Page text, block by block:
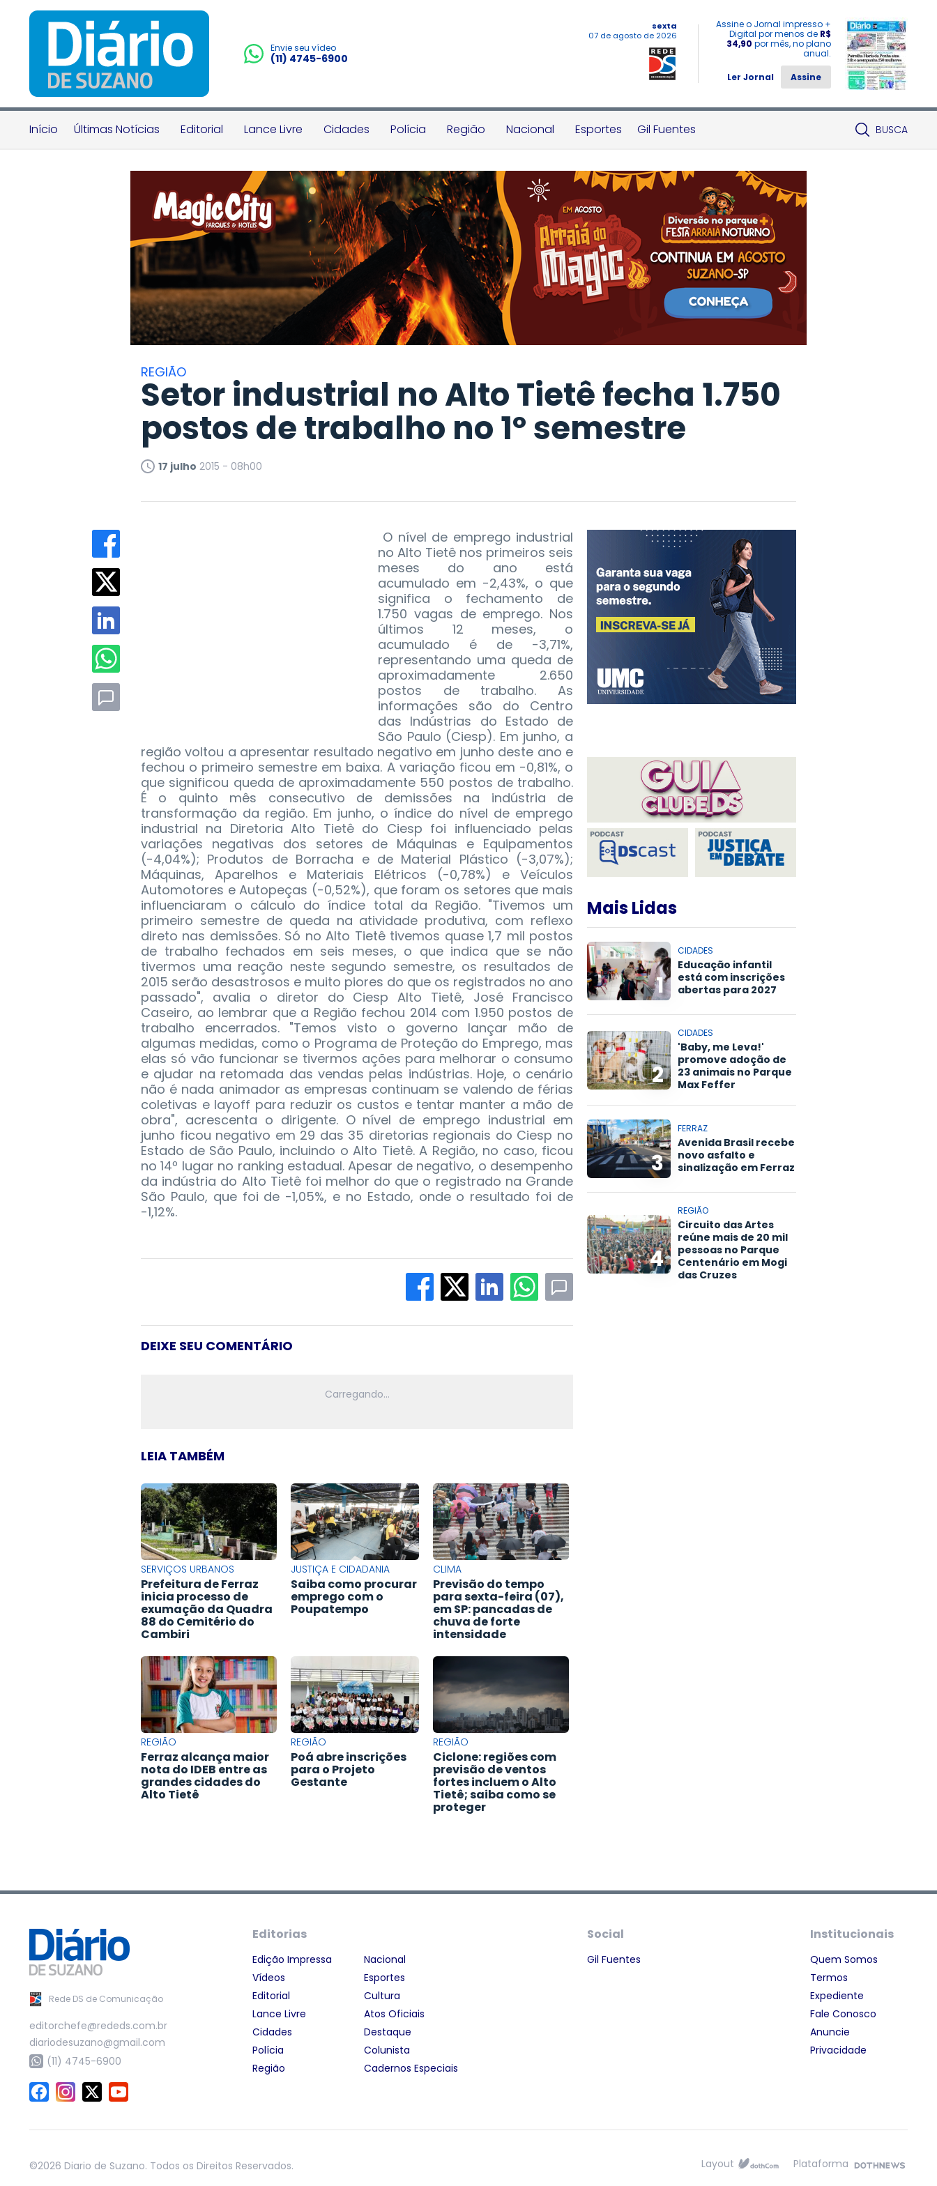
Envie seu vídeo
(11) 4745-6900
sexta
07 de agosto de 2026
Assine o Jornal impresso +
Digital por menos de R$
34,90 por mês, no plano
anual.
Ler Jornal
Assine
Início Últimas Notícias Editorial Lance Livre Cidades Polícia Região Nacional Esportes Gil Fuentes BUSCA
REGIÃO
Setor industrial no Alto Tietê fecha 1.750
postos de trabalho no 1º semestre
17 julho 2015 - 08h00
O nível de emprego industrial
no Alto Tietê nos primeiros seis
meses do ano está
acumulado em -2,43%, o que
significa o fechamento de
1.750 vagas de emprego. Nos
últimos 12 meses, o
acumulado é de -3,71%,
representando uma queda de
aproximadamente 2.650
postos de trabalho. As
informações são do Centro
das Indústrias do Estado de
São Paulo (Ciesp). Em junho, a
região voltou a apresentar resultado negativo em junho deste ano e
fechou o primeiro semestre em baixa. A variação ficou em -0,81%, o
que significou queda de aproximadamente 550 postos de trabalho.
É o quinto mês consecutivo de demissões na indústria de
transformação da região. Em junho, o índice do nível de emprego
industrial na Diretoria Alto Tietê do Ciesp foi influenciado pelas
variações negativas dos setores de Máquinas e Equipamentos
(-4,04%); Produtos de Borracha e de Material Plástico (-3,07%);
Máquinas, Aparelhos e Materiais Elétricos (-0,78%) e Veículos
Automotores e Autopeças (-0,52%), que foram os setores que mais
influenciaram o cálculo do índice total da Região. "Tivemos um
primeiro semestre de queda na atividade produtiva, com reflexo
direto nas demissões. Só no Alto Tietê tivemos quase 1,7 mil postos
de trabalho fechados em seis meses, o que indica que se não
tivermos uma reação neste segundo semestre, os resultados de
2015 serão desastrosos e muito piores do que os registrados no ano
passado", avalia o diretor do Ciesp Alto Tietê, José Francisco
Caseiro, ao lembrar que a Região fechou 2014 com 1.950 postos de
trabalho encerrados. "Temos visto o governo lançar mão de
algumas medidas, como o Programa de Proteção do Emprego, mas
elas só vão funcionar se tivermos ações para melhorar o consumo
e ajudar na retomada das vendas pelas indústrias. Hoje, o cenário
não é nada animador as empresas continuam se valendo de férias
coletivas e layoff para reduzir os custos e tentar manter a mão de
obra", acrescenta o dirigente. O nível de emprego industrial em
junho ficou negativo em 29 das 35 diretorias regionais do Ciesp no
Estado de São Paulo, incluindo o Alto Tietê. A Região, no caso, ficou
no 14º lugar no ranking estadual. Apesar de negativo, o desempenho
da indústria do Alto Tietê foi melhor do que o registrado na Grande
São Paulo, que foi de -1,05%, e no Estado, onde o resultado foi de
-1,12%.
DEIXE SEU COMENTÁRIO
LEIA TAMBÉM
SERVIÇOS URBANOS
Prefeitura de Ferraz
inicia processo de
exumação da Quadra
88 do Cemitério do
Cambiri
JUSTIÇA E CIDADANIA
Saiba como procurar
emprego com o
Poupatempo
CLIMA
Previsão do tempo
para sexta-feira (07),
em SP: pancadas de
chuva de forte
intensidade
REGIÃO
Ferraz alcança maior
nota do IDEB entre as
grandes cidades do
Alto Tietê
REGIÃO
Poá abre inscrições
para o Projeto
Gestante
REGIÃO
Ciclone: regiões com
previsão de ventos
fortes incluem o Alto
Tietê; saiba como se
proteger
Mais Lidas
1
CIDADES
Educação infantil
está com inscrições
abertas para 2027
2
CIDADES
'Baby, me Leva!'
promove adoção de
23 animais no Parque
Max Feffer
3
FERRAZ
Avenida Brasil recebe
novo asfalto e
sinalização em Ferraz
4
REGIÃO
Circuito das Artes
reúne mais de 20 mil
pessoas no Parque
Centenário em Mogi
das Cruzes
Rede DS de Comunicação
editorchefe@rededs.com.br
diariodesuzano@gmail.com
(11) 4745-6900
Editorias
Edição Impressa
Vídeos
Editorial
Lance Livre
Cidades
Polícia
Região
Nacional
Esportes
Cultura
Atos Oficiais
Destaque
Colunista
Cadernos Especiais
Social
Gil Fuentes
Institucionais
Quem Somos
Termos
Expediente
Fale Conosco
Anuncie
Privacidade
©2026 Diario de Suzano. Todos os Direitos Reservados. Layout Plataforma